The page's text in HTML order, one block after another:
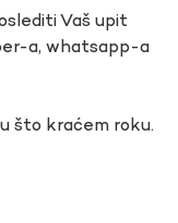
Vaš upit
a, whatsapp-a
što kraćem roku.